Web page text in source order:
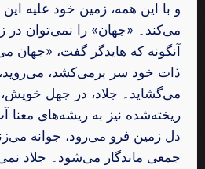
و با این همه، زمین خود علیه
می‌کند۔ «جهان» را نمی‌توان در
آنگونه که هایدگر گفت، «جهان
ذات خود سر برمی‌کشد، می‌روید،
می‌گشاید۔ جلاد، در جهل
ریخته‌شده نیز به ریشه‌های معنا
دل زمین فرو می‌رود، جوانه
جمعی ماندگار می‌شود۔ جلاد